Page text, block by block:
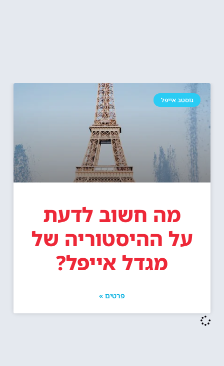
גוסטב אייפל
מה חשוב לדעת
על ההיסטוריה של
מגדל אייפל?
פרטים »